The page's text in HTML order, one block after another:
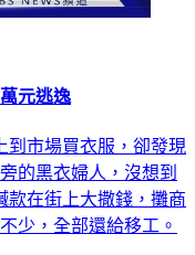
元逃逸
到市場買衣服，卻發現
的黑衣婦人，沒想到
款在街上大撒錢，攤商
少，全部還給移工。